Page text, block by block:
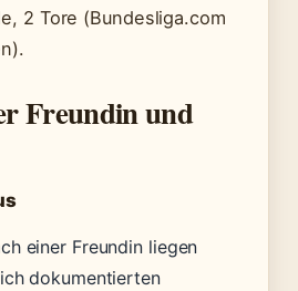
2 Tore (Bundesliga.com
Freundin und
einer Freundin liegen
dokumentierten